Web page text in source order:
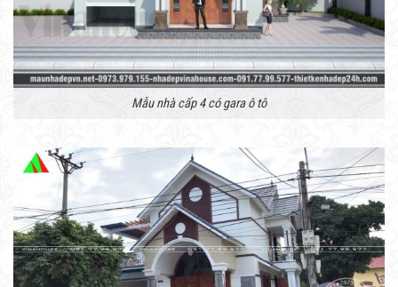
Mẫu nhà cấp 4 có gara ô tô